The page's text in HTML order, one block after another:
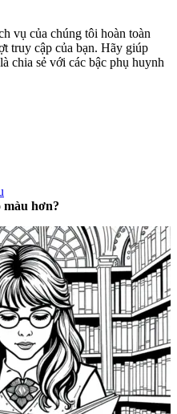
vụ của chúng tôi hoàn toàn
truy cập của bạn. Hãy giúp
chia sẻ với các bậc phụ huynh
hơn?